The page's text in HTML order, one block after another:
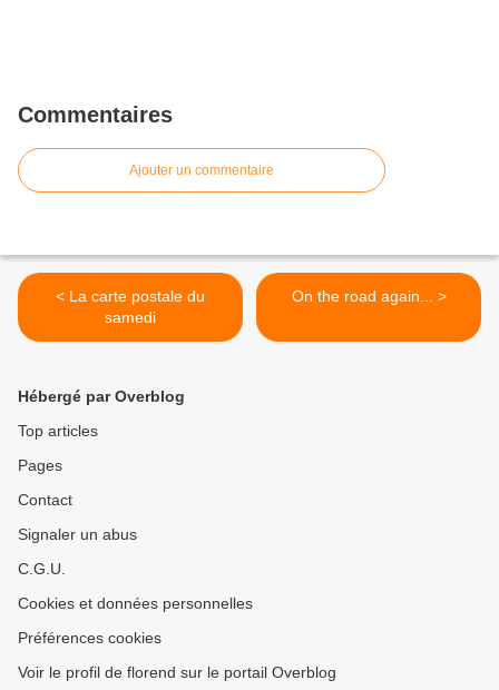
Commentaires
Ajouter un commentaire
< La carte postale du
samedi
On the road again... >
Hébergé par Overblog
Top articles
Pages
Contact
Signaler un abus
C.G.U.
Cookies et données personnelles
Préférences cookies
Voir le profil de florend sur le portail Overblog